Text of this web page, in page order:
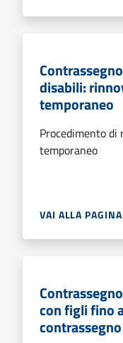
disabili:
temporaneo
Procedimento di
temporaneo
VAI ALLA PAGINA
con figli fino
contrassegno